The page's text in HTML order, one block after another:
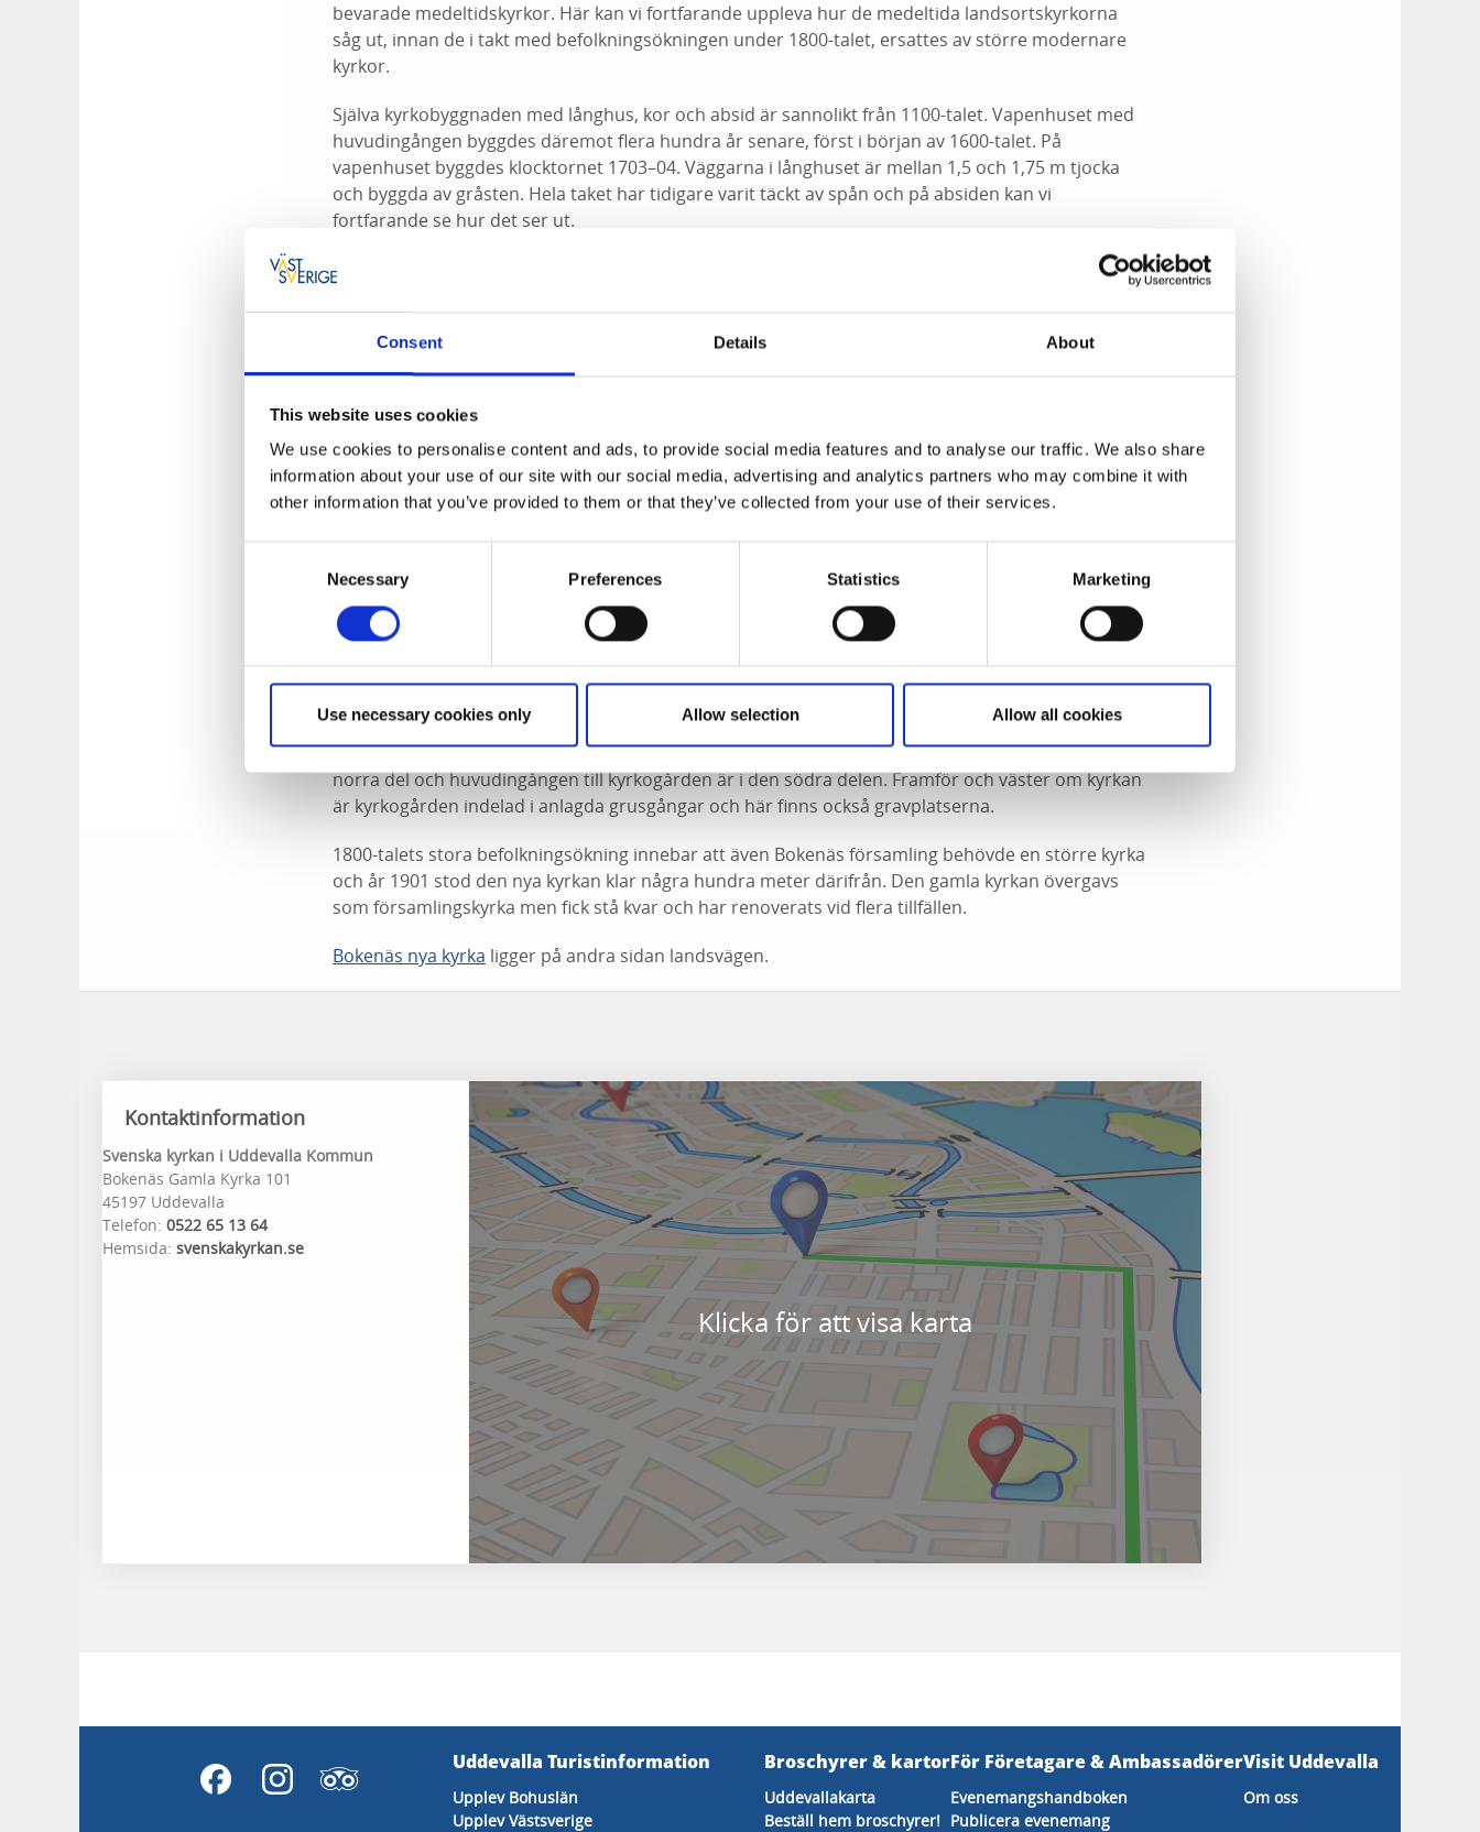
Consent Details About
This website uses cookies
We use cookies to personalise content and ads, to provide social media features and to analyse our traffic. We also share
information about your use of our site with our social media, advertising and analytics partners who may combine it with
other information that you’ve provided to them or that they’ve collected from your use of their services.
Necessary Preferences Statistics Marketing
Use necessary cookies only Allow selection Allow all cookies
bevarade medeltidskyrkor. Här kan vi fortfarande uppleva hur de medeltida landsortskyrkorna
såg ut, innan de i takt med befolkningsökningen under 1800-talet, ersattes av större modernare
kyrkor.
Själva kyrkobyggnaden med långhus, kor och absid är sannolikt från 1100-talet. Vapenhuset med
huvudingången byggdes däremot flera hundra år senare, först i början av 1600-talet. På
vapenhuset byggdes klocktornet 1703–04. Väggarna i långhuset är mellan 1,5 och 1,75 m tjocka
och byggda av gråsten. Hela taket har tidigare varit täckt av spån och på absiden kan vi
fortfarande se hur det ser ut.
Under medeltiden hade kyrkan mindre fönster än idag och de satt endast på sydsidan. Redan på
även på den norra sidan.
och var en vanlig sten-dekoration under 1100-talet. En märklig sak här är att flera av stenarna
saknar ornamentik.
När vi kommer in i kyrkan möts vi av ett kyrkorum präglat av 17–1800-talets stil och behov och här
Kyrkan börjar renoveras på 1690-talet och bänkinredningarna byggdes om under 1700-talet. Ett
dekormåleri utfördes av Johan Henric Dieden år 1770. Altaruppsättning, predikstol och dopfunt är
den medeltida kyrkan.
Kyrkogården är omgiven av en vällagd kallmurad skalmur, det vill säga en mur uppbyggd av två
förbundna murar med en fyllning av mindre stenar och grus emellan. Kyrkan står i kyrkogårdens
norra del och huvudingången till kyrkogården är i den södra delen. Framför och väster om kyrkan
är kyrkogården indelad i anlagda grusgångar och här finns också gravplatserna.
1800-talets stora befolkningsökning innebar att även Bokenäs församling behövde en större kyrka
och år 1901 stod den nya kyrkan klar några hundra meter därifrån. Den gamla kyrkan övergavs
som församlingskyrka men fick stå kvar och har renoverats vid flera tillfällen.
Bokenäs nya kyrka ligger på andra sidan landsvägen.
Kontaktinformation
Svenska kyrkan i Uddevalla Kommun
Bokenäs Gamla Kyrka 101
45197 Uddevalla
Telefon: 0522 65 13 64
Hemsida: svenskakyrkan.se
Klicka för att visa karta
Uddevalla Turistinformation
Upplev Bohuslän
Upplev Västsverige
Broschyrer & kartor
Uddevallakarta
Beställ hem broschyrer!
För Företagare & Ambassadörer
Evenemangshandboken
Publicera evenemang
Visit Uddevalla
Om oss